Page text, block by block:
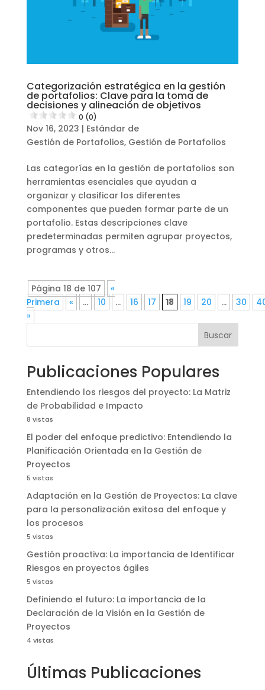
Categorización estratégica en la gestión
de portafolios: Clave para la toma de
decisiones y alineación de objetivos
0 (0)
Nov 16, 2023 | Estándar de
Gestión de Portafolios, Gestión de Portafolios
Las categorías en la gestión de portafolios son
herramientas esenciales que ayudan a
organizar y clasificar los diferentes
componentes que pueden formar parte de un
portafolio. Estas descripciones clave
predeterminadas permiten agrupar proyectos,
programas y otros...
Página 18 de 107
«
Primera
« ... 10 ... 16 17 18 19 20 ... 30
»
Buscar
Publicaciones Populares
Entendiendo los riesgos del proyecto: La Matriz
de Probabilidad e Impacto
8 vistas
El poder del enfoque predictivo: Entendiendo la
Planificación Orientada en la Gestión de
Proyectos
5 vistas
Adaptación en la Gestión de Proyectos: La clave
para la personalización exitosa del enfoque y
los procesos
5 vistas
Gestión proactiva: La importancia de Identificar
Riesgos en proyectos ágiles
5 vistas
Definiendo el futuro: La importancia de la
Declaración de la Visión en la Gestión de
Proyectos
4 vistas
Últimas Publicaciones